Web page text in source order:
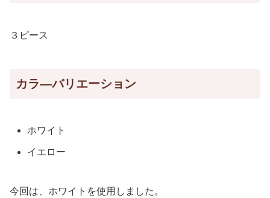
３ピース
カラ―バリエーション
ホワイト
イエロー
今回は、ホワイトを使用しました。